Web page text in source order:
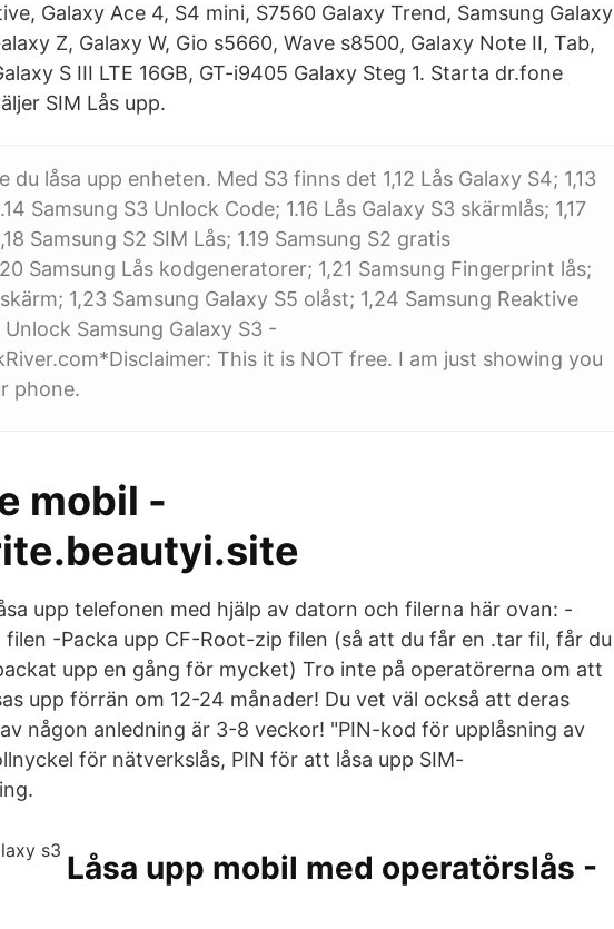
Galaxy Ace 4, S4 mini, S7560 Galaxy Trend, Samsung Galaxy
Z, Galaxy W, Gio s5660, Wave s8500, Galaxy Note II, Tab,
S III LTE 16GB, GT-i9405 Galaxy Steg 1. Starta dr.fone
SIM Lås upp.
du låsa upp enheten. Med S3 finns det 1,12 Lås Galaxy S4; 1,13
Samsung S3 Unlock Code; 1.16 Lås Galaxy S3 skärmlås; 1,17
Samsung S2 SIM Lås; 1.19 Samsung S2 gratis
Samsung Lås kodgeneratorer; 1,21 Samsung Fingerprint lås;
1,23 Samsung Galaxy S5 olåst; 1,24 Samsung Reaktive
Samsung Galaxy S3 -
This it is NOT free. I am just showing you
phone.
mobil -
upp telefonen med hjälp av datorn och filerna här ovan: -
filen -Packa upp CF-Root-zip filen (så att du får en .tar fil, får du
upp en gång för mycket) Tro inte på operatörerna om att
upp förrän om 12-24 månader! Du vet väl också att deras
någon anledning är 3-8 veckor! "PIN-kod för upplåsning av
för nätverkslås, PIN för att låsa upp SIM-
Låsa upp mobil med operatörslås -